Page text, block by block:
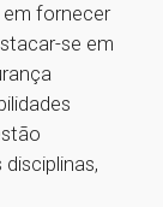
fornecer
se em